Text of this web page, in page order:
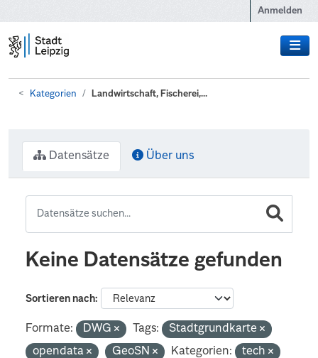
Anmelden
Kategorien Landwirtschaft, Fischerei,...
Datensätze Über uns
Keine Datensätze gefunden
Sortieren nach
Formate: DWG Tags:
Stadtgrundkarte
opendata
GeoSN Kategorien:
tech